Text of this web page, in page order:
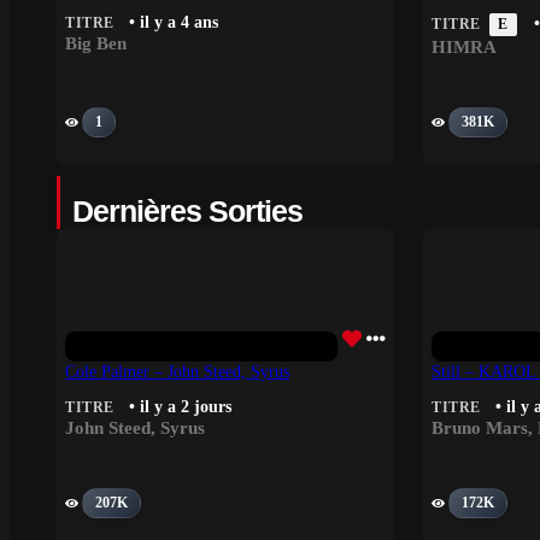
TITRE • il y a 4 ans
Big Ben
1
TITRE E
HIMRA
381K
Dernières Sorties
Cole Palmer – John Steed, Syrus
TITRE • il y a 2 jours
John Steed, Syrus
207K
Still – KAROL
TITRE • il y
Bruno Mars,
172K